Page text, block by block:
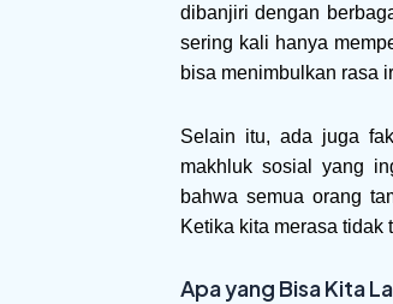
dibanjiri dengan
sering kali hanya
bisa menimbulkan rasa
Selain itu, ada juga
makhluk sosial yang
bahwa semua orang
Ketika kita merasa tidak
Apa yang Bisa Kita